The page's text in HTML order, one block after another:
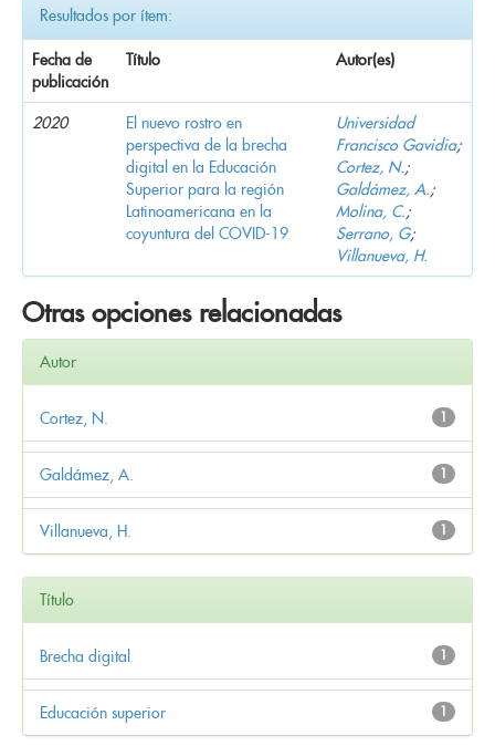
Resultados por ítem:
Fecha de
publicación
Título Autor(es)
2020
El nuevo rostro en
perspectiva de la brecha
digital en la Educación
Superior para la región
Latinoamericana en la
coyuntura del COVID-19
Universidad
Francisco Gavidia;
Cortez, N.;
Galdámez, A.;
Molina, C.;
Serrano, G;
Villanueva, H.
Otras opciones relacionadas
Autor
1
Cortez, N.
1
Galdámez, A.
1
Villanueva, H.
Título
1
Brecha digital
1
Educación superior